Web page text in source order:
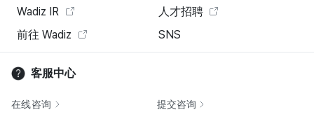
Wadiz IR
人才招聘
前往 Wadiz
SNS
客服中心
在线咨询 提交咨询